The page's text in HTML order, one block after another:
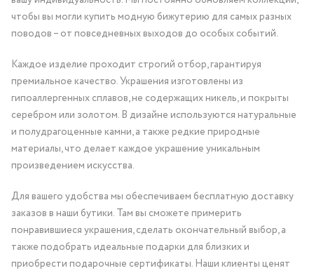
чтобы вы могли купить модную бижутерию для самых разных
поводов – от повседневных выходов до особых событий.
Каждое изделие проходит строгий отбор, гарантируя
премиальное качество. Украшения изготовлены из
гипоаллергенных сплавов, не содержащих никель, и покрыты
серебром или золотом. В дизайне используются натуральные
и полудрагоценные камни, а также редкие природные
материалы, что делает каждое украшение уникальным
произведением искусства.
Для вашего удобства мы обеспечиваем бесплатную доставку
заказов в наши бутики. Там вы сможете примерить
понравившиеся украшения, сделать окончательный выбор, а
также подобрать идеальные подарки для близких и
приобрести подарочные сертификаты. Наши клиенты ценят